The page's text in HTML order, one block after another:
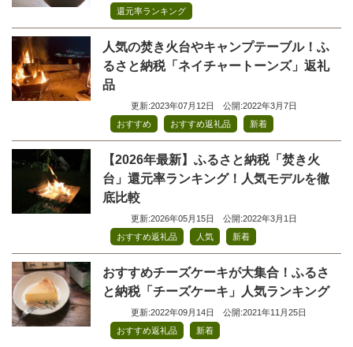
還元率ランキング
人気の焚き火台やキャンプテーブル！ふ
るさと納税「ネイチャートーンズ」返礼
品
更新:2023年07月12日
公開:2022年3月7日
おすすめ
おすすめ返礼品 新着
【2026年最新】ふるさと納税「焚き火
台」還元率ランキング！人気モデルを徹
底比較
更新:2026年05月15日
公開:2022年3月1日
おすすめ返礼品
人気 新着
おすすめチーズケーキが大集合！ふるさ
と納税「チーズケーキ」人気ランキング
更新:2022年09月14日
公開:2021年11月25日
おすすめ返礼品
新着